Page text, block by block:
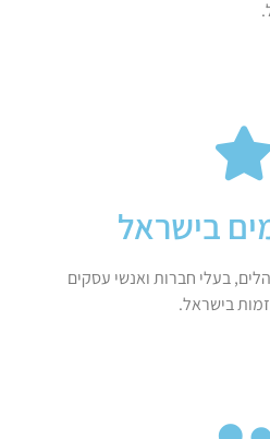
בישראל
בעלי חברות ואנשי עסקים
בישראל.